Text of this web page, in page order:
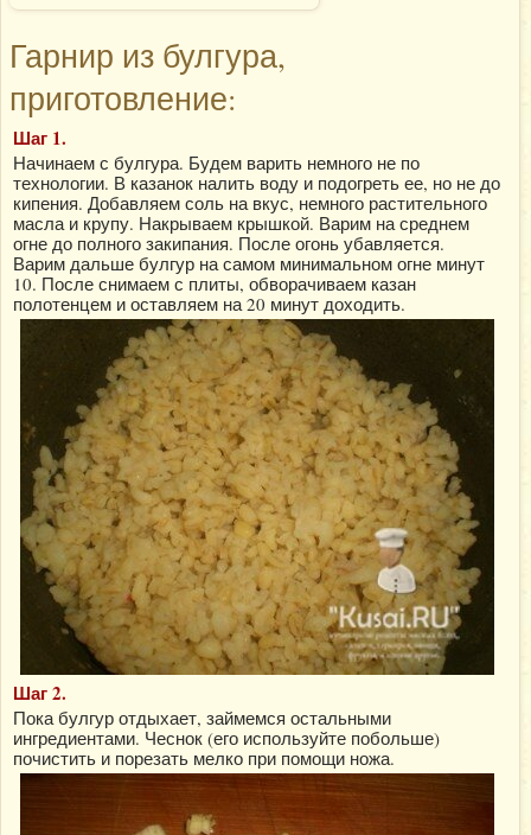
Гарнир из булгура,
приготовление:
Шаг 1.
Начинаем с булгура. Будем варить немного не по
технологии. В казанок налить воду и подогреть ее, но не до
кипения. Добавляем соль на вкус, немного растительного
масла и крупу. Накрываем крышкой. Варим на среднем
огне до полного закипания. После огонь убавляется.
Варим дальше булгур на самом минимальном огне минут
10. После снимаем с плиты, обворачиваем казан
полотенцем и оставляем на 20 минут доходить.
Шаг 2.
Пока булгур отдыхает, займемся остальными
ингредиентами. Чеснок (его используйте побольше)
почистить и порезать мелко при помощи ножа.